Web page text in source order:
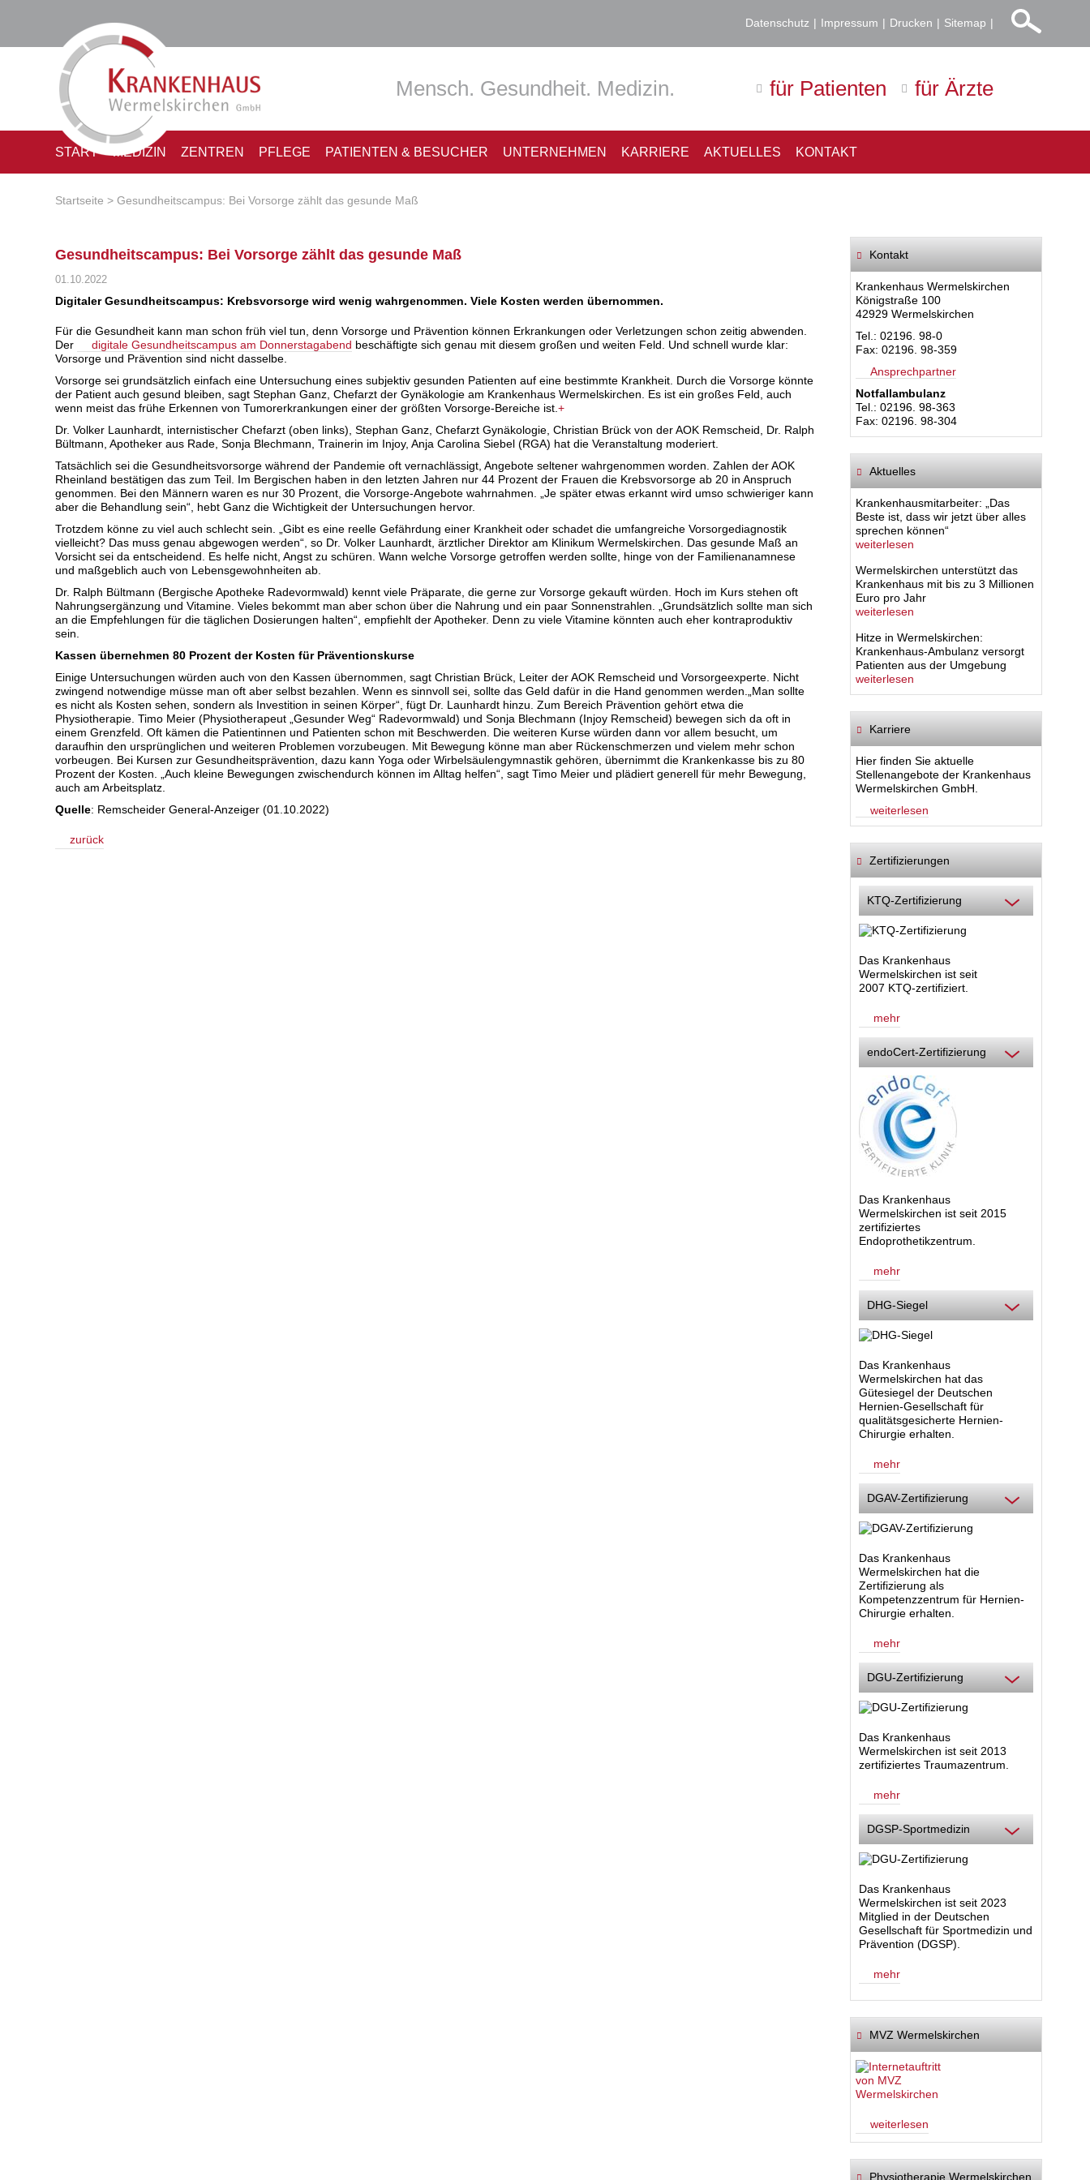
Datenschutz Impressum Drucken Sitemap
für Patienten für Ärzte
Mensch. Gesundheit. Medizin.
START MEDIZIN ZENTREN PFLEGE PATIENTEN & BESUCHER UNTERNEHMEN KARRIERE AKTUELLES KONTAKT
Startseite Gesundheitscampus: Bei Vorsorge zählt das gesunde Maß
Gesundheitscampus: Bei Vorsorge zählt das gesunde Maß
01.10.2022
Digitaler Gesundheitscampus: Krebsvorsorge wird wenig wahrgenommen. Viele Kosten werden übernommen.
Für die Gesundheit kann man schon früh viel tun, denn Vorsorge und Prävention können Erkrankungen oder Verletzungen schon zeitig abwenden.
Der
digitale Gesundheitscampus am Donnerstagabend beschäftigte sich genau mit diesem großen und weiten Feld. Und schnell wurde klar:
Vorsorge und Prävention sind nicht dasselbe.
Vorsorge sei grundsätzlich einfach eine Untersuchung eines subjektiv gesunden Patienten auf eine bestimmte Krankheit. Durch die Vorsorge könnte
der Patient auch gesund bleiben, sagt Stephan Ganz, Chefarzt der Gynäkologie am Krankenhaus Wermelskirchen. Es ist ein großes Feld, auch
wenn meist das frühe Erkennen von Tumorerkrankungen einer der größten Vorsorge-Bereiche ist. +
Dr. Volker Launhardt, internistischer Chefarzt (oben links), Stephan Ganz, Chefarzt Gynäkologie, Christian Brück von der AOK Remscheid, Dr. Ralph
Bültmann, Apotheker aus Rade, Sonja Blechmann, Trainerin im Injoy, Anja Carolina Siebel (RGA) hat die Veranstaltung moderiert.
Tatsächlich sei die Gesundheitsvorsorge während der Pandemie oft vernachlässigt, Angebote seltener wahrgenommen worden. Zahlen der AOK
Rheinland bestätigen das zum Teil. Im Bergischen haben in den letzten Jahren nur 44 Prozent der Frauen die Krebsvorsorge ab 20 in Anspruch
genommen. Bei den Männern waren es nur 30 Prozent, die Vorsorge-Angebote wahrnahmen. „Je später etwas erkannt wird umso schwieriger kann
aber die Behandlung sein“, hebt Ganz die Wichtigkeit der Untersuchungen hervor.
Trotzdem könne zu viel auch schlecht sein. „Gibt es eine reelle Gefährdung einer Krankheit oder schadet die umfangreiche Vorsorgediagnostik
vielleicht? Das muss genau abgewogen werden“, so Dr. Volker Launhardt, ärztlicher Direktor am Klinikum Wermelskirchen. Das gesunde Maß an
Vorsicht sei da entscheidend. Es helfe nicht, Angst zu schüren. Wann welche Vorsorge getroffen werden sollte, hinge von der Familienanamnese
und maßgeblich auch von Lebensgewohnheiten ab.
Dr. Ralph Bültmann (Bergische Apotheke Radevormwald) kennt viele Präparate, die gerne zur Vorsorge gekauft würden. Hoch im Kurs stehen oft
Nahrungsergänzung und Vitamine. Vieles bekommt man aber schon über die Nahrung und ein paar Sonnenstrahlen. „Grundsätzlich sollte man sich
an die Empfehlungen für die täglichen Dosierungen halten“, empfiehlt der Apotheker. Denn zu viele Vitamine könnten auch eher kontraproduktiv
sein.
Kassen übernehmen 80 Prozent der Kosten für Präventionskurse
Einige Untersuchungen würden auch von den Kassen übernommen, sagt Christian Brück, Leiter der AOK Remscheid und Vorsorgeexperte. Nicht
zwingend notwendige müsse man oft aber selbst bezahlen. Wenn es sinnvoll sei, sollte das Geld dafür in die Hand genommen werden.„Man sollte
es nicht als Kosten sehen, sondern als Investition in seinen Körper“, fügt Dr. Launhardt hinzu. Zum Bereich Prävention gehört etwa die
Physiotherapie. Timo Meier (Physiotherapeut „Gesunder Weg“ Radevormwald) und Sonja Blechmann (Injoy Remscheid) bewegen sich da oft in
einem Grenzfeld. Oft kämen die Patientinnen und Patienten schon mit Beschwerden. Die weiteren Kurse würden dann vor allem besucht, um
daraufhin den ursprünglichen und weiteren Problemen vorzubeugen. Mit Bewegung könne man aber Rückenschmerzen und vielem mehr schon
vorbeugen. Bei Kursen zur Gesundheitsprävention, dazu kann Yoga oder Wirbelsäulengymnastik gehören, übernimmt die Krankenkasse bis zu 80
Prozent der Kosten. „Auch kleine Bewegungen zwischendurch können im Alltag helfen“, sagt Timo Meier und plädiert generell für mehr Bewegung,
auch am Arbeitsplatz.
Quelle: Remscheider General-Anzeiger (01.10.2022)
zurück
Kontakt
Krankenhaus Wermelskirchen
Königstraße 100
42929 Wermelskirchen
Tel.: 02196. 98-0
Fax: 02196. 98-359
Ansprechpartner
Notfallambulanz
Tel.: 02196. 98-363
Fax: 02196. 98-304
Aktuelles
Krankenhausmitarbeiter: „Das
Beste ist, dass wir jetzt über alles
sprechen können“
weiterlesen
Wermelskirchen unterstützt das
Krankenhaus mit bis zu 3 Millionen
Euro pro Jahr
weiterlesen
Hitze in Wermelskirchen:
Krankenhaus-Ambulanz versorgt
Patienten aus der Umgebung
weiterlesen
Karriere
Hier finden Sie aktuelle
Stellenangebote der Krankenhaus
Wermelskirchen GmbH.
weiterlesen
Zertifizierungen
KTQ-Zertifizierung
Das Krankenhaus
Wermelskirchen ist seit
2007 KTQ-zertifiziert.
mehr
endoCert-Zertifizierung
Das Krankenhaus
Wermelskirchen ist seit 2015
zertifiziertes
Endoprothetikzentrum.
mehr
DHG-Siegel
Das Krankenhaus
Wermelskirchen hat das
Gütesiegel der Deutschen
Hernien-Gesellschaft für
qualitätsgesicherte Hernien-
Chirurgie erhalten.
mehr
DGAV-Zertifizierung
Das Krankenhaus
Wermelskirchen hat die
Zertifizierung als
Kompetenzzentrum für Hernien-
Chirurgie erhalten.
mehr
DGU-Zertifizierung
Das Krankenhaus
Wermelskirchen ist seit 2013
zertifiziertes Traumazentrum.
mehr
DGSP-Sportmedizin
Das Krankenhaus
Wermelskirchen ist seit 2023
Mitglied in der Deutschen
Gesellschaft für Sportmedizin und
Prävention (DGSP).
mehr
MVZ Wermelskirchen
weiterlesen
Physiotherapie Wermelskirchen